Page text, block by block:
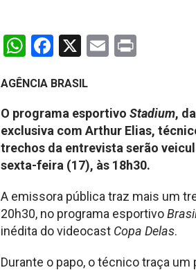
WhatsApp
Facebook
X Email
AGÊNCIA BRASIL
O programa esportivo Stadium,
exclusiva com Arthur Elias,
trechos da entrevista serão
sexta-feira (17), às 18h30.
A emissora pública traz mais um
20h30, no programa esportivo
inédita do videocast Copa Delas.
Durante o papo, o técnico traça